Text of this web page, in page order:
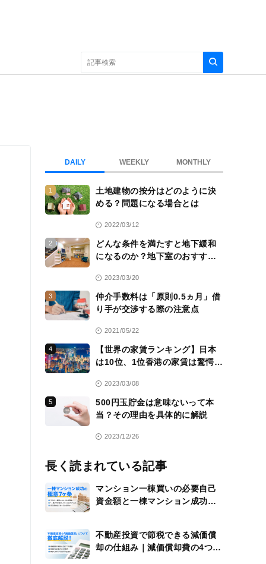
DAILY WEEKLY MONTHLY
1
土地建物の按分はどのように決
める？問題になる場合とは
2022/03/12
2
どんな条件を満たすと地下緩和
になるのか？地下室のおすすめ
2023/03/20
3
仲介手数料は「原則0.5ヵ月」借
り手が交渉する際の注意点
2021/05/22
4
【世界の家賃ランキング】日本
は10位、1位香港の家賃は驚愕
2023/03/08
5
500円玉貯金は意味ないって本
当？その理由を具体的に解説
2023/12/26
長く読まれている記事
マンション一棟買いの必要自己
資金額と一棟マンション成功の
不動産投資で節税できる減価償
却の仕組み｜減価償却費の4つの